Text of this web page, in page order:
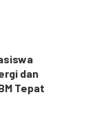
dan
Tepat